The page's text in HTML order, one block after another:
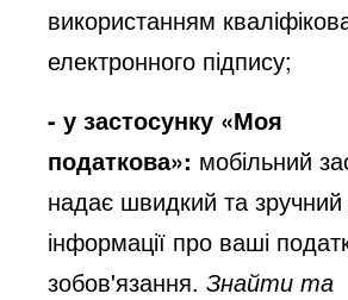
використанням
електронного підпису;
- у застосунку «Моя
податкова»: мобільний
надає швидкий та
інформації про ваші
зобов'язання.Знайти та